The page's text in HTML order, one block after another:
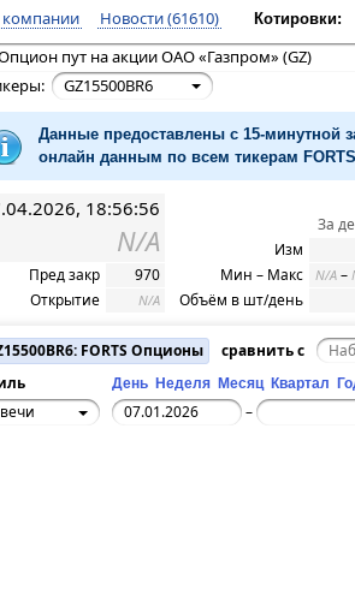
Новости (61610) Котировки:
пут на акции ОАО «Газпром» (GZ)
GZ15500BR6
Данные предоставлены с 15-минутной
онлайн данным по всем тикерам
18:56:56
N/A
Пред закр
970
Открытие
N/A
За
Изм
Мин – Макс
N/A –
Объём в шт/день
FORTS Опционы
сравнить с
День Неделя Месяц Квартал
–